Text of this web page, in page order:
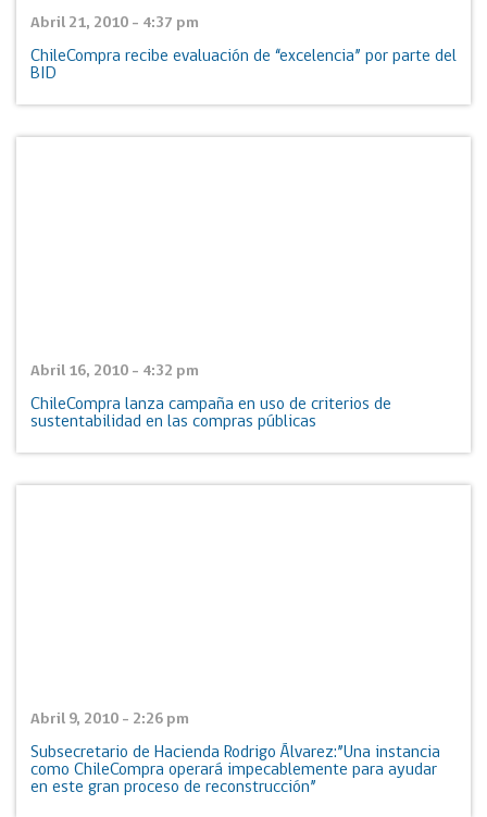
Abril 21, 2010 - 4:37 pm
ChileCompra recibe evaluación de “excelencia” por parte del
BID
Abril 16, 2010 - 4:32 pm
ChileCompra lanza campaña en uso de criterios de
sustentabilidad en las compras públicas
Abril 9, 2010 - 2:26 pm
Subsecretario de Hacienda Rodrigo Álvarez:”Una instancia
como ChileCompra operará impecablemente para ayudar
en este gran proceso de reconstrucción”